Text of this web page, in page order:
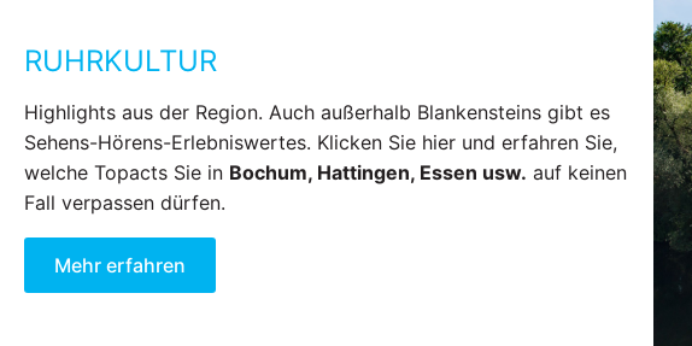
RUHRKULTUR
Highlights aus der Region. Auch außerhalb Blankensteins gibt es
Sehens-Hörens-Erlebniswertes. Klicken Sie hier und erfahren Sie,
welche Topacts Sie in Bochum, Hattingen, Essen usw. auf keinen
Fall verpassen dürfen.
Mehr erfahren